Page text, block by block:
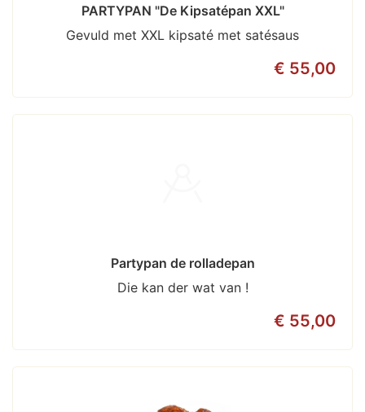
PARTYPAN "De Kipsatépan XXL"
Gevuld met XXL kipsaté met satésaus
€ 55,00
Partypan de rolladepan
Die kan der wat van !
€ 55,00